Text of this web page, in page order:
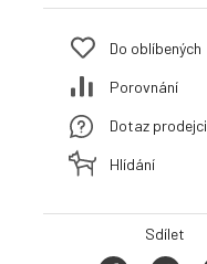
Do oblíbených
Porovnání
Dotaz prodejci
Hlídání
Sdílet